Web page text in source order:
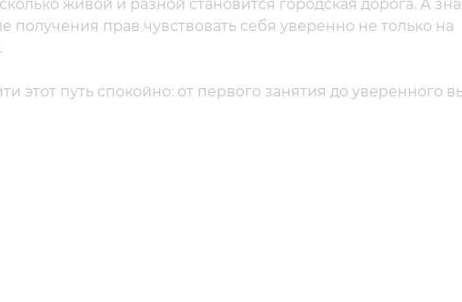
живой и разной становится городская дорога. А
получения прав чувствовать себя уверенно не только на
этот путь спокойно: от первого занятия до уверенного